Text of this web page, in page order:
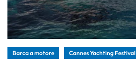
Barca a motore Cannes Yachting Festival